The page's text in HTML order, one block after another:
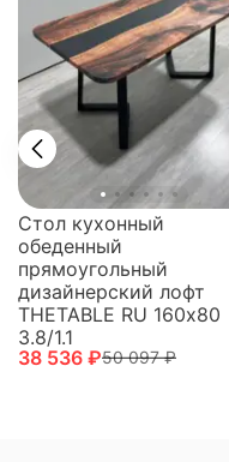
Стол кухонный
обеденный
прямоугольный
дизайнерский лофт
THETABLE RU 160х80
3.8/1.1
38 536 ₽50 097 ₽